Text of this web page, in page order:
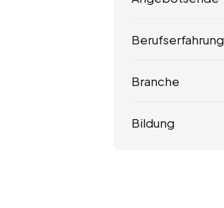
Berufserfahrung
Branche
Bildung